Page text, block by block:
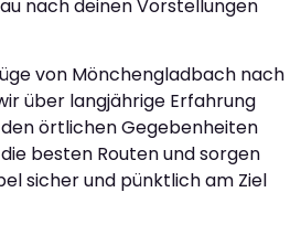
nach deinen Vorstellungen
von Mönchengladbach nach
über langjährige Erfahrung
örtlichen Gegebenheiten
besten Routen und sorgen
sicher und pünktlich am Ziel